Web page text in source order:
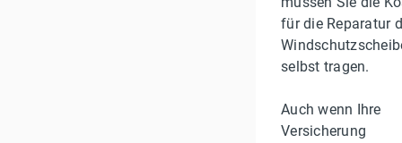
für die Reparatur
selbst tragen.
Auch wenn Ihre
Versicherung